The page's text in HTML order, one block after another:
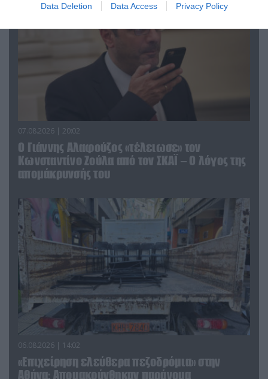
Data Deletion Data Access Privacy Policy
07.08.2026 | 20:02
Ο Γιάννης Αλαφούζος «τέλειωσε» τον
Κωνσταντίνο Ζούλα από τον ΣΚΑΪ – Ο λόγος της
απομάκρυνσής του
06.08.2026 | 14:02
«Επιχείρηση ελεύθερα πεζοδρόμια» στην
Αθήνα: Απομακρύνθηκαν παράνομα